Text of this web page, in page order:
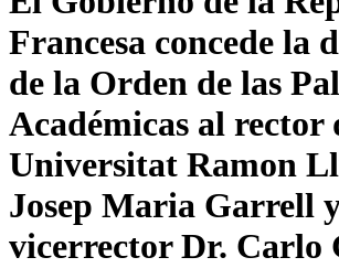
Francesa concede la
de la Orden de las
Académicas al rector
Universitat Ramon
Josep Maria Garrell
vicerrector Dr. Carlo